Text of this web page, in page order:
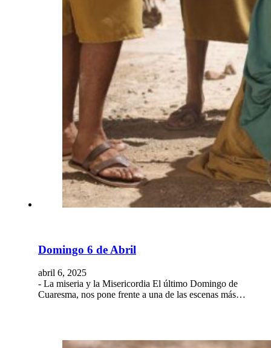
Domingo 6 de Abril
abril 6, 2025
- La miseria y la Misericordia El último Domingo de
Cuaresma, nos pone frente a una de las escenas más…